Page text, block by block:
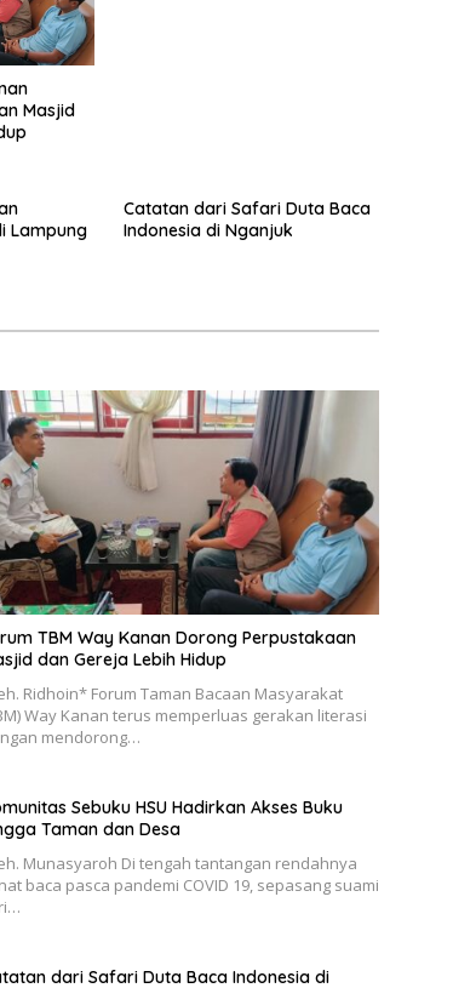
Masjid
Lampung
Catatan dari Safari Duta Baca
Indonesia di Nganjuk
TBM Way Kanan Dorong Perpustakaan
dan Gereja Lebih Hidup
Ridhoin* Forum Taman Bacaan Masyarakat
Way Kanan terus memperluas gerakan literasi
mendorong…
Sebuku HSU Hadirkan Akses Buku
Taman dan Desa
Munasyaroh Di tengah tantangan rendahnya
baca pasca pandemi COVID 19, sepasang suami
dari Safari Duta Baca Indonesia di